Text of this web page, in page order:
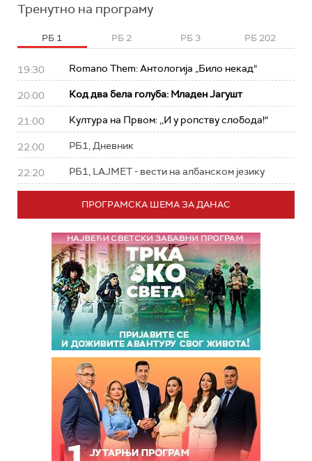
Тренутно на програму
РБ 1 РБ 2 РБ 3 РБ 202
19:30 Romano Them: Антологија „Било некад“
20:00 Код два бела голуба: Младен Јагушт
21:00 Култура на Првом: ,,И у ропству слобода!“
22:00 РБ1, Дневник
22:20 РБ1, LAJMET - вести на албанском језику
ПРОГРАМСКА ШЕМА ЗА ДАНАС